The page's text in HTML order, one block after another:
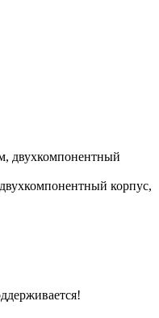
корпус,